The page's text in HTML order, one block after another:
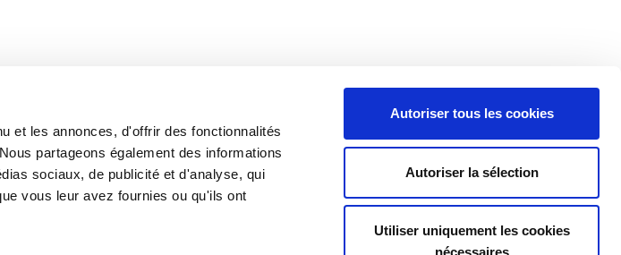
et les annonces, d'offrir des fonctionnalités
partageons également des informations
sociaux, de publicité et d'analyse, qui
vous leur avez fournies ou qu'ils ont
Autoriser tous les cookies
Autoriser la sélection
Utiliser uniquement les cookies
nécessaires
groupe ? Vous trouverez toutes les informations utiles sur